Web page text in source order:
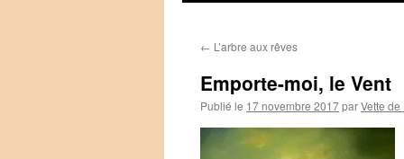
← L’arbre aux rêves
Emporte-moi, le Vent
Publié le 17 novembre 2017parVette de